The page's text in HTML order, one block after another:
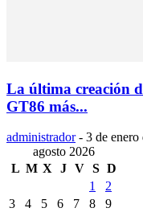
La última creación
GT86 más...
administrador - 3 de enero
agosto 2026
L M X J V S D
1
2
3
4 5 6 7 8
9